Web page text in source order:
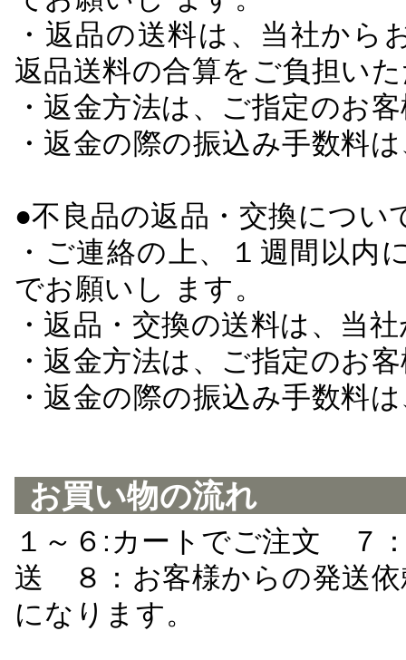
・返品の送料は、当社か
返品送料の合算をご負担い
・返金方法は、ご指定のお
・返金の際の振込み手数料
●不良品の返品・交換につい
・ご連絡の上、１週間以
でお願いし ます。
・返品・交換の送料は、当
・返金方法は、ご指定のお
・返金の際の振込み手数料
お買い物の流れ
１～６:カートでご注文 ７
送 ８：お客様からの発送
になります。